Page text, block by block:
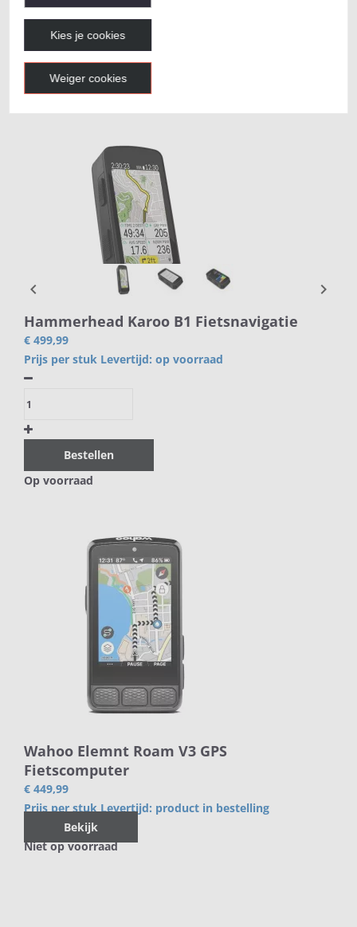
Closethegap Hide My Bell Raceday FI
Carbon computerhouder met...
€ 69,95
Prijs per stukLevertijd:
Bekijk
chevron_left
chevron_right
Hammerhead Karoo B1 Fietsnavigatie
€ 499,99
Prijs per stuk Levertijd: op voorraad
Bestellen
Op voorraad
Wahoo Elemnt Roam V3 GPS
Fietscomputer
€ 449,99
Prijs per stukLevertijd: product in bestelling
Bekijk
Niet op voorraad
Kies je cookies
Weiger cookies